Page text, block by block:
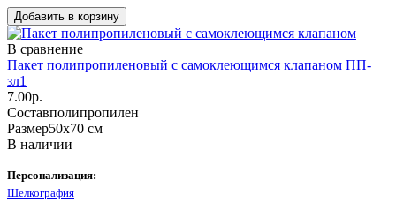
В сравнение
Пакет полипропиленовый с самоклеющимся клапаном ПП-
зл1
7.00р.
Составполипропилен
Размер50х70 см
В наличии
Персонализация:
Шелкография